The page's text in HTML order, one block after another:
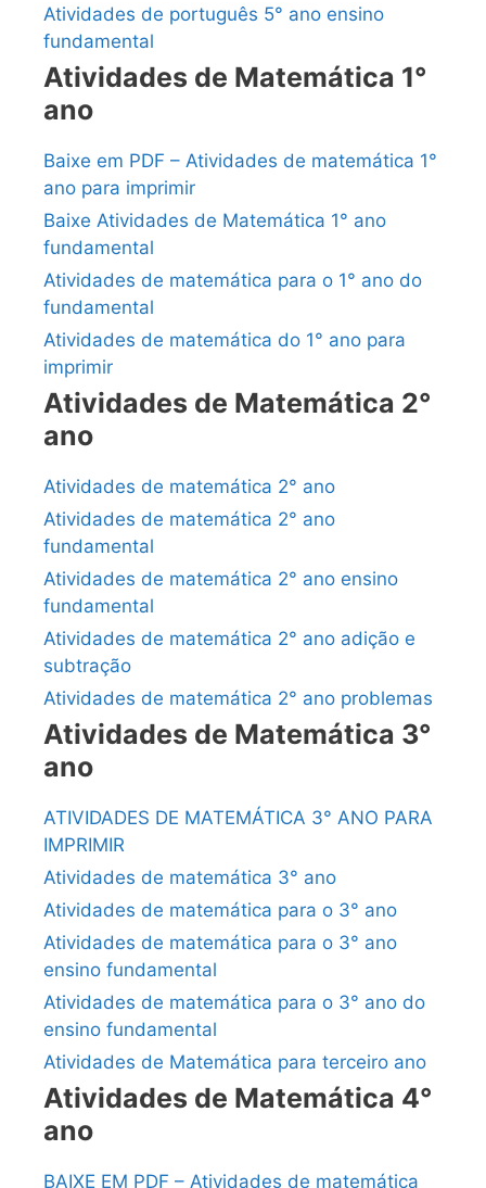
Atividades de português 5° ano ensino
fundamental
Atividades de Matemática 1°
ano
Baixe em PDF – Atividades de matemática 1°
ano para imprimir
Baixe Atividades de Matemática 1° ano
fundamental
Atividades de matemática para o 1° ano do
fundamental
Atividades de matemática do 1° ano para
imprimir
Atividades de Matemática 2°
ano
Atividades de matemática 2° ano
Atividades de matemática 2° ano
fundamental
Atividades de matemática 2° ano ensino
fundamental
Atividades de matemática 2° ano adição e
subtração
Atividades de matemática 2° ano problemas
Atividades de Matemática 3°
ano
ATIVIDADES DE MATEMÁTICA 3° ANO PARA
IMPRIMIR
Atividades de matemática 3° ano
Atividades de matemática para o 3° ano
Atividades de matemática para o 3° ano
ensino fundamental
Atividades de matemática para o 3° ano do
ensino fundamental
Atividades de Matemática para terceiro ano
Atividades de Matemática 4°
ano
BAIXE EM PDF – Atividades de matemática